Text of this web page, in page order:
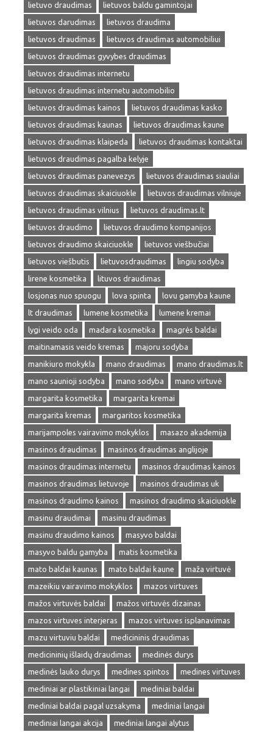
lietuvo draudimas
lietuvos baldu gamintojai
lietuvos darudimas
lietuvos draudima
lietuvos draudimas
lietuvos draudimas automobiliui
lietuvos draudimas gyvybes draudimas
lietuvos draudimas internetu
lietuvos draudimas internetu automobilio
lietuvos draudimas kainos
lietuvos draudimas kasko
lietuvos draudimas kaunas
lietuvos draudimas kaune
lietuvos draudimas klaipeda
lietuvos draudimas kontaktai
lietuvos draudimas pagalba kelyje
lietuvos draudimas panevezys
lietuvos draudimas siauliai
lietuvos draudimas skaiciuokle
lietuvos draudimas vilniuje
lietuvos draudimas vilnius
lietuvos draudimas.lt
lietuvos draudimo
lietuvos draudimo kompanijos
lietuvos draudimo skaiciuokle
lietuvos viešbučiai
lietuvos viešbutis
lietuvosdraudimas
lingiu sodyba
lirene kosmetika
lituvos draudimas
losjonas nuo spuogu
lova spinta
lovu gamyba kaune
lt draudimas
lumene kosmetika
lumene kremai
lygi veido oda
madara kosmetika
magrės baldai
maitinamasis veido kremas
majoru sodyba
manikiuro mokykla
mano draudimas
mano draudimas.lt
mano saunioji sodyba
mano sodyba
mano virtuvė
margarita kosmetika
margarita kremai
margarita kremas
margaritos kosmetika
marijampoles vairavimo mokyklos
masazo akademija
masinos draudimas
masinos draudimas anglijoje
masinos draudimas internetu
masinos draudimas kainos
masinos draudimas lietuvoje
masinos draudimas uk
masinos draudimo kainos
masinos draudimo skaiciuokle
masinu draudimai
masinu draudimas
masinu draudimo kainos
masyvo baldai
masyvo baldu gamyba
matis kosmetika
mato baldai kaunas
mato baldai kaune
maža virtuvė
mazeikiu vairavimo mokyklos
mazos virtuves
mažos virtuvės baldai
mažos virtuvės dizainas
mazos virtuves interjeras
mazos virtuves isplanavimas
mazu virtuviu baldai
medicininis draudimas
medicininių išlaidų draudimas
medinės durys
medinės lauko durys
medines spintos
medines virtuves
mediniai ar plastikiniai langai
mediniai baldai
mediniai baldai pagal uzsakyma
mediniai langai
mediniai langai akcija
mediniai langai alytus